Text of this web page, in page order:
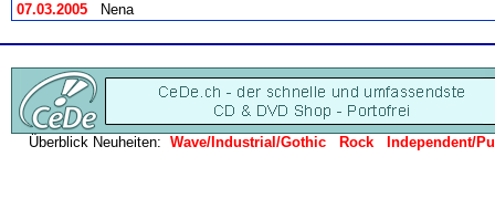
07.03.2005
Nena
Überblick Neuheiten: Wave/Industrial/Gothic Rock Independent/